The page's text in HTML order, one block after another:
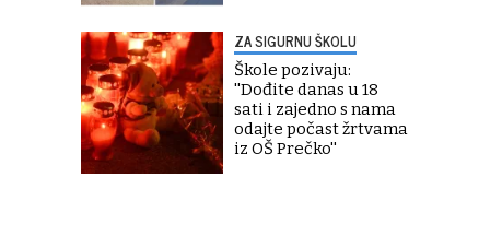
ZA SIGURNU ŠKOLU
Škole pozivaju:
''Dođite danas u 18
sati i zajedno s nama
odajte počast žrtvama
iz OŠ Prečko''